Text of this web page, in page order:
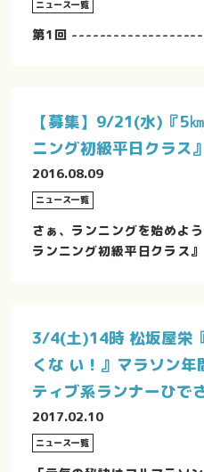
ニュース一覧
第1回
【募集】9/21(水)『5
ニング初級平日クラス』
2016.08.09
ニュース一覧
さぁ、ランニングを始めよ
ランニング初級平日クラス
3/4(土)14時 松坂屋栄
くな い！』マラソン
ティブ系ランナーひで
2017.02.10
ニュース一覧